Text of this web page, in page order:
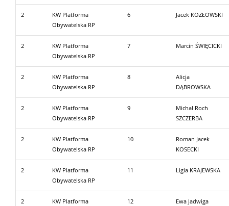
2
KW Platforma
Obywatelska RP
6 Jacek KOZŁOWSKI
2
KW Platforma
Obywatelska RP
7 Marcin ŚWIĘCICKI
2
KW Platforma
Obywatelska RP
8
Alicja
DĄBROWSKA
2
KW Platforma
Obywatelska RP
9
Michał Roch
SZCZERBA
2
KW Platforma
Obywatelska RP
10
Roman Jacek
KOSECKI
2
KW Platforma
Obywatelska RP
11 Ligia KRAJEWSKA
2
KW Platforma
12
Ewa Jadwiga